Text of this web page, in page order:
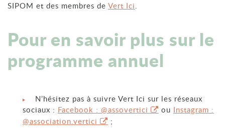
SIPOM et des membres de Vert Ici.
Pour en savoir plus sur le
programme annuel
N’hésitez pas à suivre Vert Ici sur les réseaux
sociaux : Facebook : @assovertici ou Instagram :
@association.vertici
;